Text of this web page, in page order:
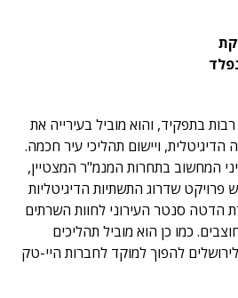
בתפקיד, והוא מוביל בעירייה את
ויישום תהליכי עיר חכמה.
המחשוב בתחרות המנמ"ר המצטיין,
שדרוג התשתיות הדיגיטליות
הדטה סנטר העירוני לחוות השרתים
כמו כן הוא מוביל תהליכים
להפוך למוקד לחברות היי-טק